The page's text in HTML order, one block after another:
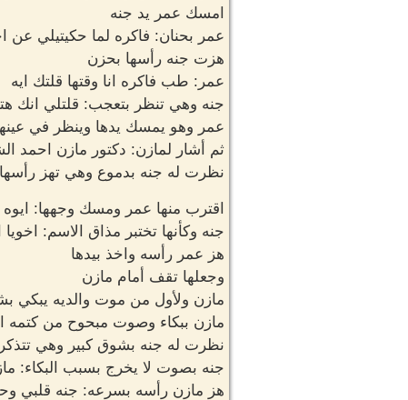
امسك عمر يد جنه
عمر بحنان: فاكره لما حكيتيلي عن
هزت جنه رأسها بحزن
عمر: طب فاكره انا وقتها قلتك ايه
جنه وهي تنظر بتعجب: قلتلي انك
عمر وهو يمسك يدها وينظر في
ثم أشار لمازن: دكتور مازن احمد
نظرت له جنه بدموع وهي تهز
اقترب منها عمر ومسك وجهها:
جنه وكأنها تختبر مذاق الاسم: اخويا
هز عمر رأسه واخذ بيدها
وجعلها تقف أمام مازن
مازن ولأول من موت والديه يبكي
مازن ببكاء وصوت مبحوح من كتمه
نظرت له جنه بشوق كبير وهي تتذكر
جنه بصوت لا يخرج بسبب البكاء:
هز مازن رأسه بسرعه: جنه قلبي